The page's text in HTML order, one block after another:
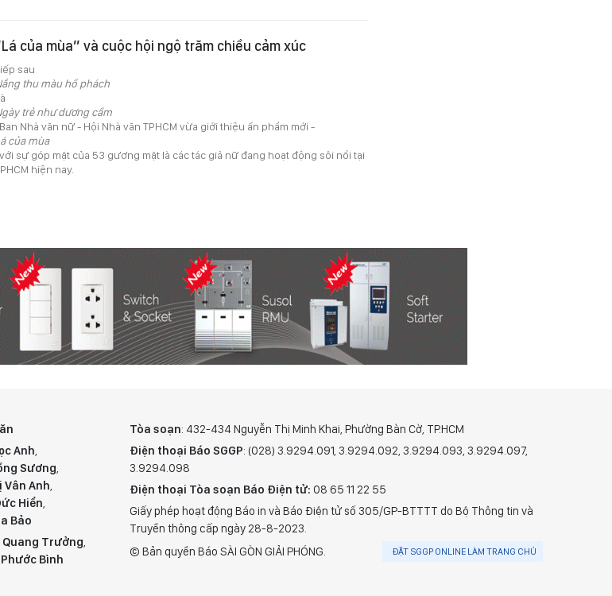
của mùa” và cuộc hội ngộ trăm chiều cảm xúc
sau
thu màu hổ phách
trẻ như dương cầm
, Ban Nhà văn nữ - Hội Nhà văn TPHCM vừa giới thiệu ấn phẩm mới -
của mùa
, với sự góp mặt của 53 gương mặt là các tác giả nữ đang hoạt động sôi nổi tại
hiện nay.
Anh,
Sương,
Vân Anh,
Hiển,
Bảo
Quang Trưởng,
Bình
Tòa soạn: 432-434 Nguyễn Thị Minh Khai, Phường Bàn Cờ, TP.HCM
Điện thoại Báo SGGP: (028) 3.9294.091, 3.9294.092, 3.9294.093, 3.9294.097,
3.9294.098
Điện thoại Tòa soạn Báo Điện tử: 08 65 11 22 55
Giấy phép hoạt động Báo in và Báo Điện tử số 305/GP-BTTTT do Bộ Thông tin và
Truyền thông cấp ngày 28-8-2023.
© Bản quyền Báo SÀI GÒN GIẢI PHÓNG.
ĐẶT SGGP ONLINE LÀM TRANG CHỦ